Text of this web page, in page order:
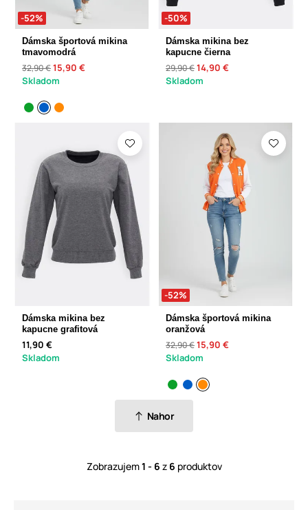
-52%
Dámska športová mikina
tmavomodrá
32,90 €15,90 €
Skladom
-50%
Dámska mikina bez
kapucne čierna
29,90 €14,90 €
Skladom
Dámska mikina bez
kapucne grafitová
11,90 €
Skladom
-52%
Dámska športová mikina
oranžová
32,90 €15,90 €
Skladom
Nahor
Zobrazujem1 - 6 z 6 produktov